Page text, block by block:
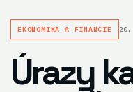
EKONOMIKA A FINANCIE
Úrazy